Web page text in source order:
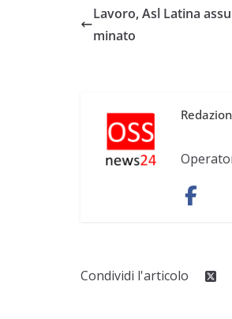
Lavoro, Asl Latina
minato
Condividi l'articolo